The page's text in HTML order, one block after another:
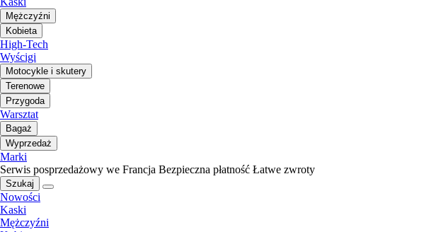
Mężczyźni
Kobieta
High-Tech
Wyścigi
Motocykle i skutery
Terenowe
Przygoda
Warsztat
Bagaż
Wyprzedaż
Marki
Serwis posprzedażowy we Francja Bezpieczna płatność Łatwe zwroty
Szukaj
Nowości
Kaski
Mężczyźni